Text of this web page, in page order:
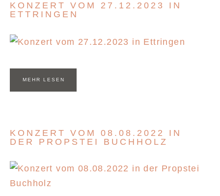
KONZERT VOM 27.12.2023 IN
ETTRINGEN
MEHR LESEN
KONZERT VOM 08.08.2022 IN
DER PROPSTEI BUCHHOLZ